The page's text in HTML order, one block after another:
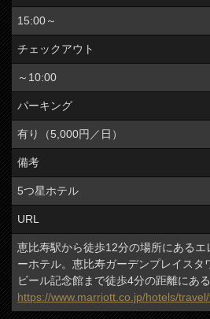
15:00～
チェックアウト
～10:00
パーキング
有り（5,000円／日）
備考
5つ星ホテル
URL
恵比寿駅から徒歩12分の場所にあるエ
ーホテル。恵比寿ガーデンプレイスタ
ビール記念館まで徒歩4分の距離にある
https://www.marriott.co.jp/hotels/